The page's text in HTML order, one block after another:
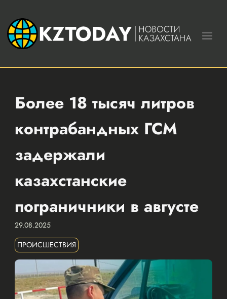
Более 18 тысяч литров
контрабандных ГСМ
задержали
казахстанские
пограничники в августе
29.08.2025
ПРОИСШЕСТВИЯ